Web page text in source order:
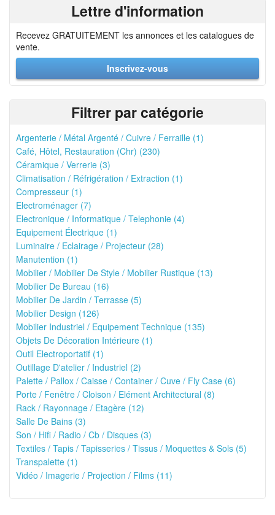
Lettre d'information
Recevez GRATUITEMENT les annonces et les catalogues de
vente.
Inscrivez-vous
Filtrer par catégorie
Argenterie / Métal Argenté / Cuivre / Ferraille (1)
Café, Hôtel, Restauration (Chr) (230)
Céramique / Verrerie (3)
Climatisation / Réfrigération / Extraction (1)
Compresseur (1)
Electroménager (7)
Electronique / Informatique / Telephonie (4)
Equipement Électrique (1)
Luminaire / Eclairage / Projecteur (28)
Manutention (1)
Mobilier / Mobilier De Style / Mobilier Rustique (13)
Mobilier De Bureau (16)
Mobilier De Jardin / Terrasse (5)
Mobilier Design (126)
Mobilier Industriel / Equipement Technique (135)
Objets De Décoration Intérieure (1)
Outil Electroportatif (1)
Outillage D'atelier / Industriel (2)
Palette / Pallox / Caisse / Container / Cuve / Fly Case (6)
Porte / Fenêtre / Cloison / Elément Architectural (8)
Rack / Rayonnage / Etagère (12)
Salle De Bains (3)
Son / Hifi / Radio / Cb / Disques (3)
Textiles / Tapis / Tapisseries / Tissus / Moquettes & Sols (5)
Transpalette (1)
Vidéo / Imagerie / Projection / Films (11)